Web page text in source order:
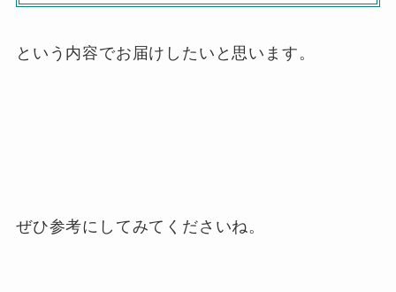
という内容でお届けしたいと思います。
ぜひ参考にしてみてくださいね。